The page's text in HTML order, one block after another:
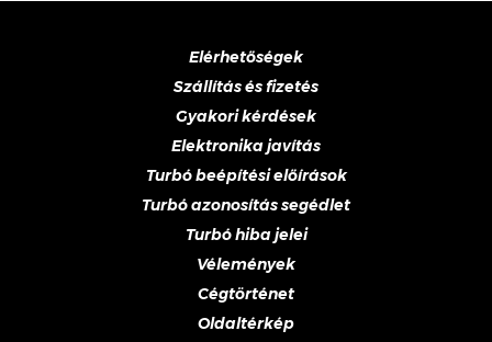
Elérhetőségek
Szállítás és fizetés
Gyakori kérdések
Elektronika javítás
Turbó beépítési előírások
Turbó azonosítás segédlet
Turbó hiba jelei
Vélemények
Cégtörténet
Oldaltérkép